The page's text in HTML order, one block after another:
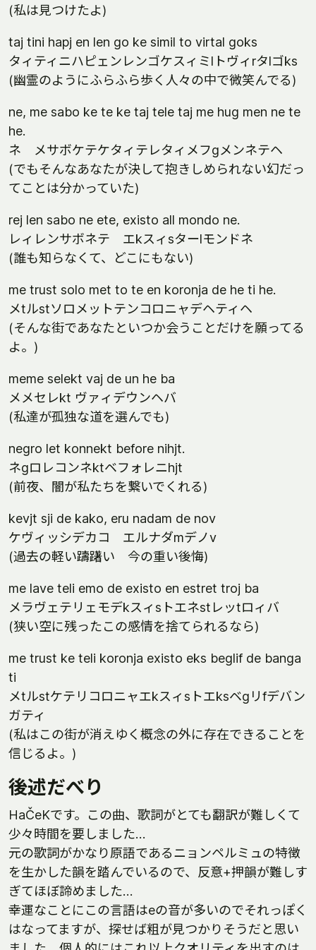
(私は見つけたよ)
taj tini hapj en len go ke simil to virtal goks
タィティニハピェンレンゴケスィミlトヴィrタlゴks
(幽霊のようにふらふら歩く人々の中で微笑んでる)
ne, me sabo ke te ke taj tele taj me hug men ne te
he.
ネ メサボケテケタィテレタィメフgメンネテヘ
(でもそんなあなたが決して抱きしめられない幻だっ
てことは分かっていた)
rej len sabo ne ete, existo all mondo ne.
レィレンサボネテ エkスィsターlモンドネ
(誰も知らなくて、どこにもない)
me trust solo met to te en koronja de he ti he.
メtルstソロメットテンコロニャデヘティヘ
(そんな街であなたといつか会うことだけを願ってる
よ。)
meme selekt vaj de un he ba
メメセレkt ヴァィデウンヘバ
(私達が孤独な道を選んでも)
negro let konnekt before nihjt.
ネgロレコンネktベフォレニhjt
(前夜、闇が私たちを繋いでくれる)
kevjt sji de kako, eru nadam de nov
ケヴィッシデカコ エルナダmデノv
(過去の軽い躊躇い 今の重い後悔)
me lave teli emo de existo en estret troj ba
メラヴェテリェモデkスィsトエネstレッtロィバ
(狭い空に残ったこの感情を捨てられるなら)
me trust ke teli koronja existo eks beglif de banga
ti
メtルstケテリコロニャエkスィsトエksベgリfデバン
ガティ
(私はこの街が消えゆく概念の外に存在できることを
信じるよ。)
後述だべり
HaČeKです。この曲、歌詞がとても翻訳が難しくて
少々時間を要しました…
元の歌詞がかなり原語であるニョンペルミュの特徴
を生かした韻を踏んでいるので、反意+押韻が難しす
ぎてほぼ諦めました…
幸運なことにこの言語はeの音が多いのでそれっぽく
はなってますが、探せば粗が見つかりそうだと思い